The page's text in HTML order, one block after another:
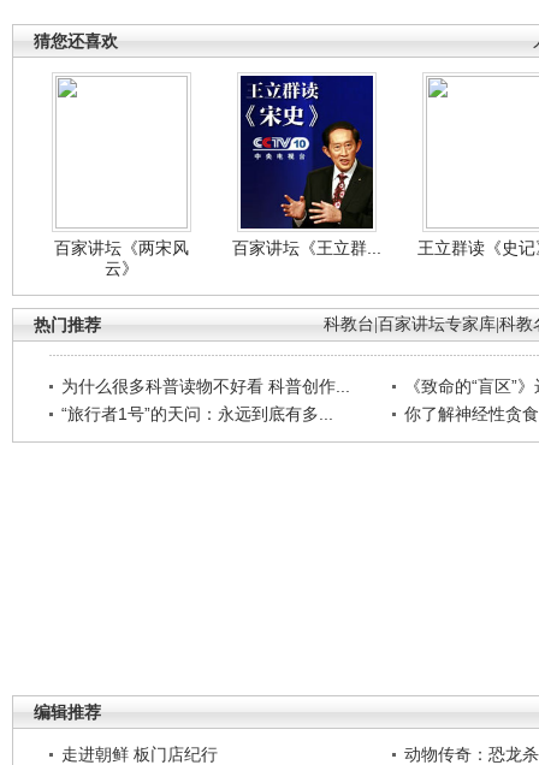
猜您还喜欢
百家讲坛《两宋风
云》
百家讲坛《王立群... 王立群读《史
科教台 百家讲坛专家库 科教
热门推荐
为什么很多科普读物不好看 科普创作...
《致命的“盲区”
“旅行者1号”的天问：永远到底有多...
你了解神经性贪
编辑推荐
走进朝鲜 板门店纪行
动物传奇：恐龙